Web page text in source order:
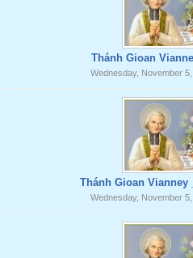
Thánh Gioan
Wednesday, November
Thánh Gioan Vianney
Wednesday, November